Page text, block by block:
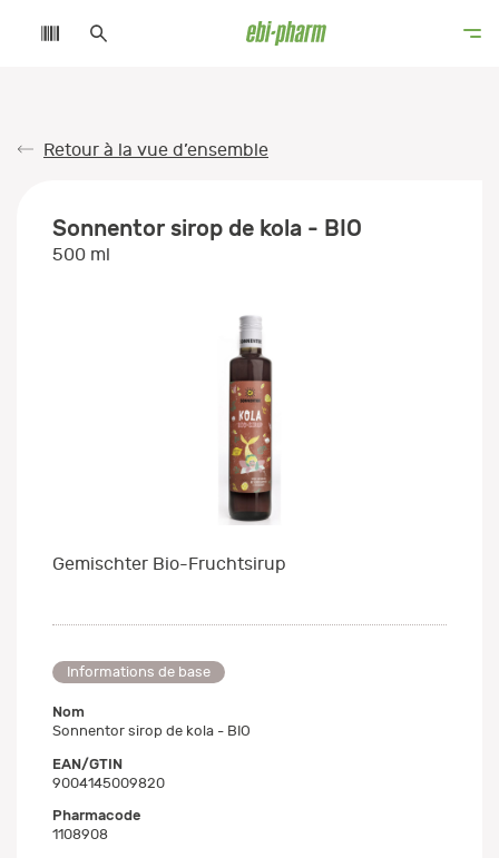
Retour à la vue d’ensemble
Sonnentor sirop de kola - BIO
500 ml
Gemischter Bio-Fruchtsirup
Informations de base
Nom
Sonnentor sirop de kola - BIO
EAN/GTIN
9004145009820
Pharmacode
1108908